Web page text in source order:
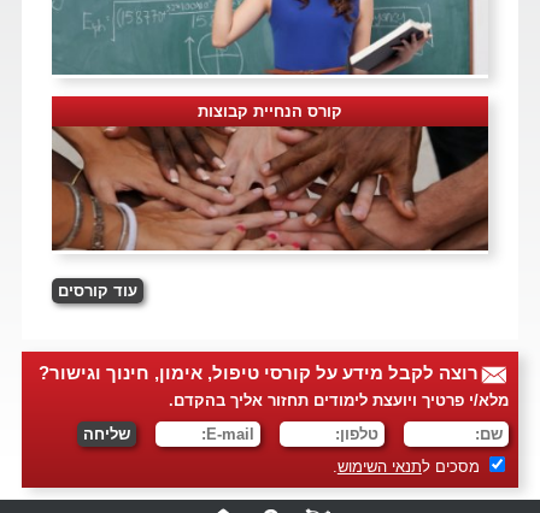
קורס הנחיית קבוצות
רוצה לקבל מידע על קורסי טיפול, אימון, חינוך וגישור?
מלא/י פרטיך ויועצת לימודים תחזור אליך בהקדם.
מסכים לתנאי השימוש.